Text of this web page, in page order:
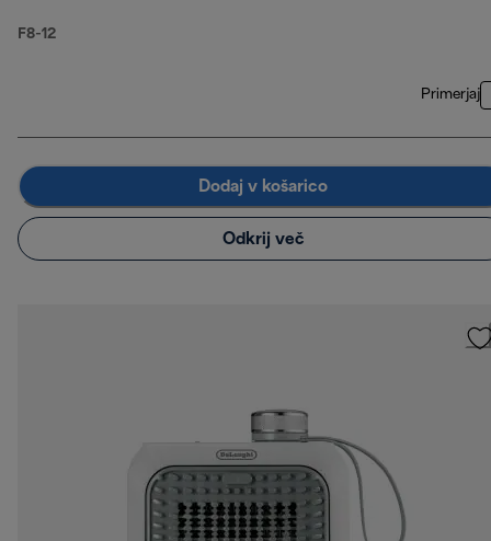
F8-12
Primerjaj
Dodaj v košarico
Odkrij več